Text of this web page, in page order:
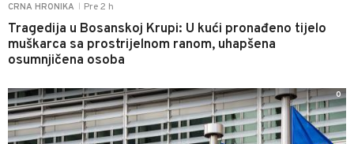
CRNA HRONIKA Pre 2 h
Tragedija u Bosanskoj Krupi: U kući pronađeno tijelo
muškarca sa prostrijelnom ranom, uhapšena
osumnjičena osoba
0